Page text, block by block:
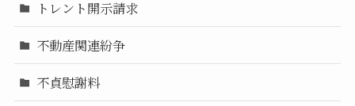
トレント開示請求
不動産関連紛争
不貞慰謝料